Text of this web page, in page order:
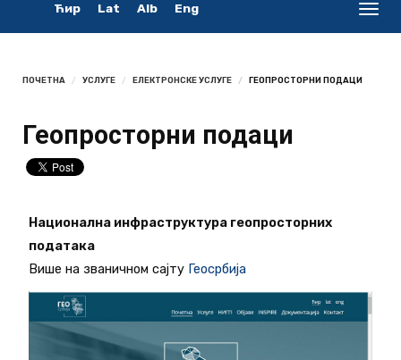
pretraga
Ћир Lat Alb Eng
ПОЧЕТНА УСЛУГЕ ЕЛЕКТРОНСКЕ УСЛУГЕ ГЕОПРОСТОРНИ ПОДАЦИ
Геопросторни подаци
Национална инфраструктура геопросторних
података
Више на званичном сајту Геосрбија